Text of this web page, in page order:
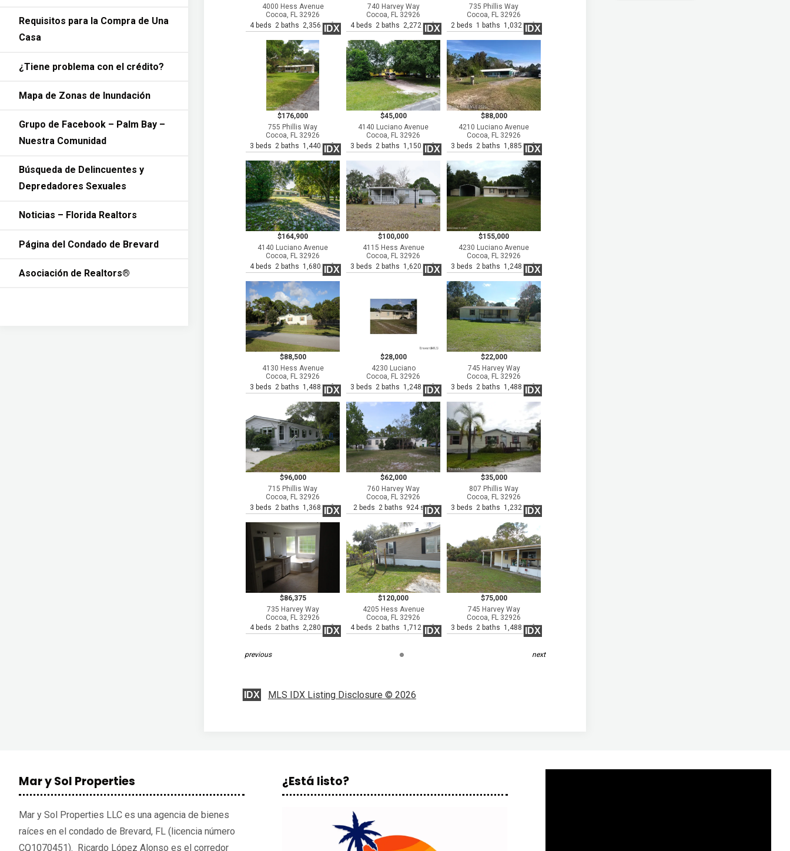
4000 Hess Avenue
Cocoa, FL 32926
4 beds 2 baths 2,356 sqft
IDX
740 Harvey Way
Cocoa, FL 32926
4 beds 2 baths 2,272 sqft
IDX
735 Phillis Way
Cocoa, FL 32926
2 beds 1 baths 1,032 sqft
IDX
$176,000
755 Phillis Way
Cocoa, FL 32926
3 beds 2 baths 1,440 sqft
IDX
$45,000
4140 Luciano Avenue
Cocoa, FL 32926
3 beds 2 baths 1,150 sqft
IDX
$88,000
4210 Luciano Avenue
Cocoa, FL 32926
3 beds 2 baths 1,885 sqft
IDX
$164,900
4140 Luciano Avenue
Cocoa, FL 32926
4 beds 2 baths 1,680 sqft
IDX
$100,000
4115 Hess Avenue
Cocoa, FL 32926
3 beds 2 baths 1,620 sqft
IDX
$155,000
4230 Luciano Avenue
Cocoa, FL 32926
3 beds 2 baths 1,248 sqft
IDX
$88,500
4130 Hess Avenue
Cocoa, FL 32926
3 beds 2 baths 1,488 sqft
IDX
$28,000
4230 Luciano
Cocoa, FL 32926
3 beds 2 baths 1,248 sqft
IDX
$22,000
745 Harvey Way
Cocoa, FL 32926
3 beds 2 baths 1,488 sqft
IDX
$96,000
715 Phillis Way
Cocoa, FL 32926
3 beds 2 baths 1,368 sqft
IDX
$62,000
760 Harvey Way
Cocoa, FL 32926
2 beds 2 baths 924 sqftIDX
$35,000
807 Phillis Way
Cocoa, FL 32926
3 beds 2 baths 1,232 sqft
IDX
$86,375
735 Harvey Way
Cocoa, FL 32926
4 beds 2 baths 2,280 sqft
IDX
$120,000
4205 Hess Avenue
Cocoa, FL 32926
4 beds 2 baths 1,712 sqft
IDX
$75,000
745 Harvey Way
Cocoa, FL 32926
3 beds 2 baths 1,488 sqft
IDX
previous next
IDX MLS IDX Listing Disclosure © 2026
Requisitos para la Compra de Una
Casa
¿Tiene problema con el crédito?
Mapa de Zonas de Inundación
Grupo de Facebook – Palm Bay –
Nuestra Comunidad
Búsqueda de Delincuentes y
Depredadores Sexuales
Noticias – Florida Realtors
Página del Condado de Brevard
Asociación de Realtors®
Mar y Sol Properties
Mar y Sol Properties LLC es una agencia de bienes
raíces en el condado de Brevard, FL (licencia número
CQ1070451). Ricardo López Alonso es el corredor
¿Está listo?